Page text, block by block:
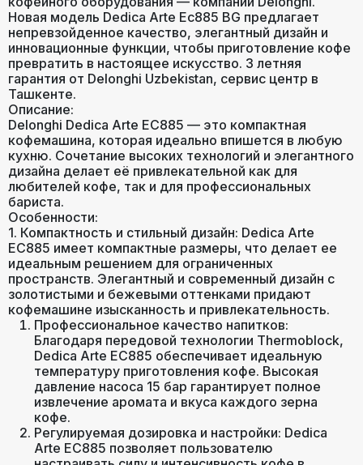
Новая модель Dedica Arte Ec885 BG предлагает
непревзойденное качество, элегантный дизайн и
инновационные функции, чтобы приготовление кофе
превратить в настоящее искусство. 3 летняя
гарантия от Delonghi Uzbekistan, сервис центр в
Ташкенте.
Описание:
Delonghi Dedica Arte EC885 — это компактная
кофемашина, которая идеально впишется в любую
кухню. Сочетание высоких технологий и элегантного
дизайна делает её привлекательной как для
любителей кофе, так и для профессиональных
бариста.
Особенности:
1. Компактность и стильный дизайн: Dedica Arte
EC885 имеет компактные размеры, что делает ее
идеальным решением для ограниченных
пространств. Элегантный и современный дизайн с
золотистыми и бежевыми оттенками придают
кофемашине изысканность и привлекательность.
Профессиональное качество напитков:
Благодаря передовой технологии Thermoblock,
Dedica Arte EC885 обеспечивает идеальную
температуру приготовления кофе. Высокая
давление насоса 15 бар гарантирует полное
извлечение аромата и вкуса каждого зерна
кофе.
Регулируемая дозировка и настройки: Dedica
Arte EC885 позволяет пользователю